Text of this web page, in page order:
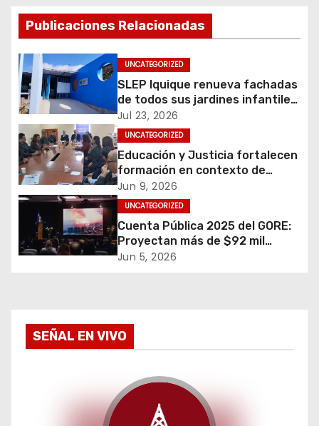
a
c
i
ó
n
d
e
e
r
a
Publicaciones Relacionadas
UNCATEGORIZED
SLEP Iquique renueva fachadas
de todos sus jardines infantiles
en Alto Hospicio
Jul 23, 2026
UNCATEGORIZED
Educación y Justicia fortalecen
formación en contexto de
encierro para más de 700
personas en Tarapacá
Jun 9, 2026
UNCATEGORIZED
Cuenta Pública 2025 del GORE:
Proyectan más de $92 mil
millones en proyectos a
Jun 5, 2026
SEÑAL EN VIVO